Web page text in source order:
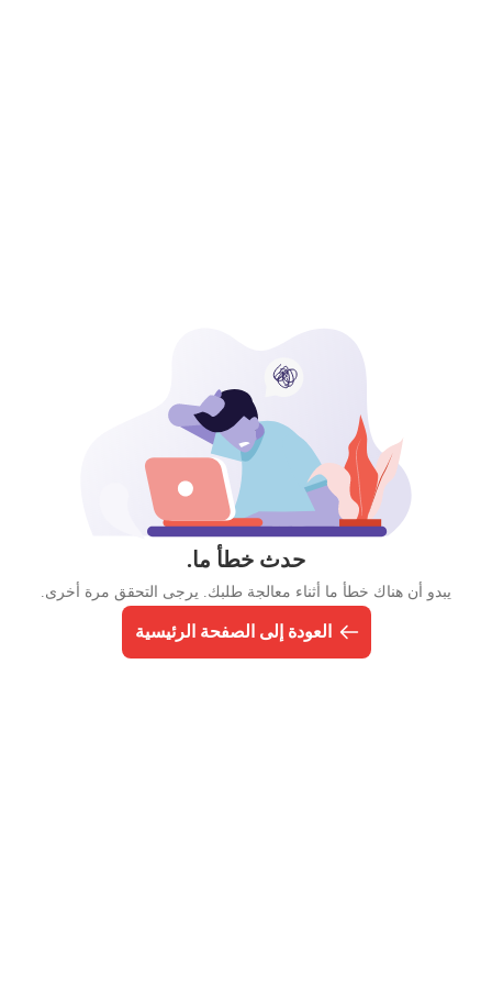
حدث خطأ ما.
يبدو أن هناك خطأ ما أثناء معالجة طلبك. يرجى التحقق مرة أخرى.
العودة إلى الصفحة الرئيسية